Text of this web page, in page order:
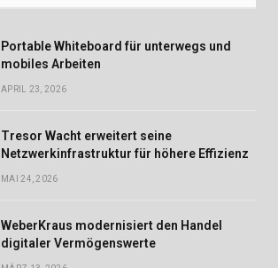
Portable Whiteboard für unterwegs und
mobiles Arbeiten
APRIL 23, 2026
Tresor Wacht erweitert seine
Netzwerkinfrastruktur für höhere Effizienz
MAI 24, 2026
WeberKraus modernisiert den Handel
digitaler Vermögenswerte